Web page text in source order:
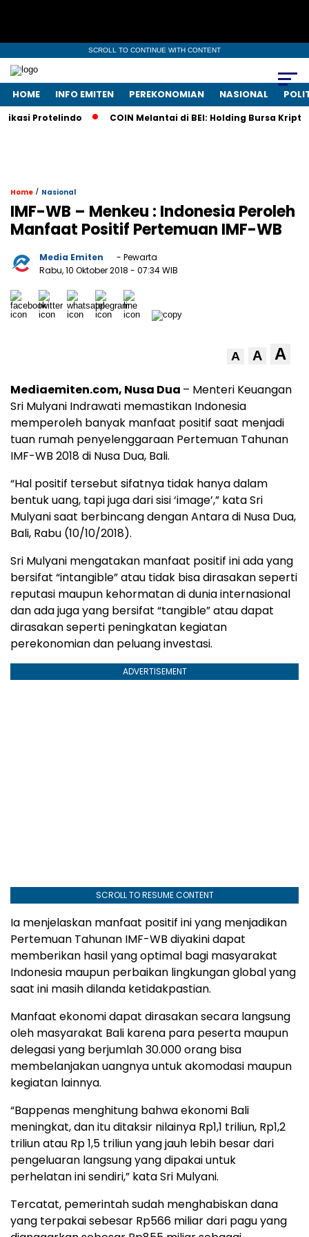
SCROLL TO CONTINUE WITH CONTENT
HOME INFO EMITEN PEREKONOMIAN NASIONAL
Protelindo COIN Melantai di BEI: Holding Bursa Kripto
Home / Nasional
IMF-WB – Menkeu : Indonesia Peroleh
Manfaat Positif Pertemuan IMF-WB
Media Emiten
- Pewarta
Rabu, 10 Oktober 2018 - 07:34 WIB
A A A
Mediaemiten.com, Nusa Dua – Menteri Keuangan
Sri Mulyani Indrawati memastikan Indonesia
memperoleh banyak manfaat positif saat menjadi
tuan rumah penyelenggaraan Pertemuan Tahunan
IMF-WB 2018 di Nusa Dua, Bali.
“Hal positif tersebut sifatnya tidak hanya dalam
bentuk uang, tapi juga dari sisi ‘image’,” kata Sri
Mulyani saat berbincang dengan Antara di Nusa Dua,
Bali, Rabu (10/10/2018).
Sri Mulyani mengatakan manfaat positif ini ada yang
bersifat “intangible” atau tidak bisa dirasakan seperti
reputasi maupun kehormatan di dunia internasional
dan ada juga yang bersifat “tangible” atau dapat
dirasakan seperti peningkatan kegiatan
perekonomian dan peluang investasi.
ADVERTISEMENT
SCROLL TO RESUME CONTENT
Ia menjelaskan manfaat positif ini yang menjadikan
Pertemuan Tahunan IMF-WB diyakini dapat
memberikan hasil yang optimal bagi masyarakat
Indonesia maupun perbaikan lingkungan global yang
saat ini masih dilanda ketidakpastian.
Manfaat ekonomi dapat dirasakan secara langsung
oleh masyarakat Bali karena para peserta maupun
delegasi yang berjumlah 30.000 orang bisa
membelanjakan uangnya untuk akomodasi maupun
kegiatan lainnya.
“Bappenas menghitung bahwa ekonomi Bali
meningkat, dan itu ditaksir nilainya Rp1,1 triliun, Rp1,2
triliun atau Rp 1,5 triliun yang jauh lebih besar dari
pengeluaran langsung yang dipakai untuk
perhelatan ini sendiri,” kata Sri Mulyani.
Tercatat, pemerintah sudah menghabiskan dana
yang terpakai sebesar Rp566 miliar dari pagu yang